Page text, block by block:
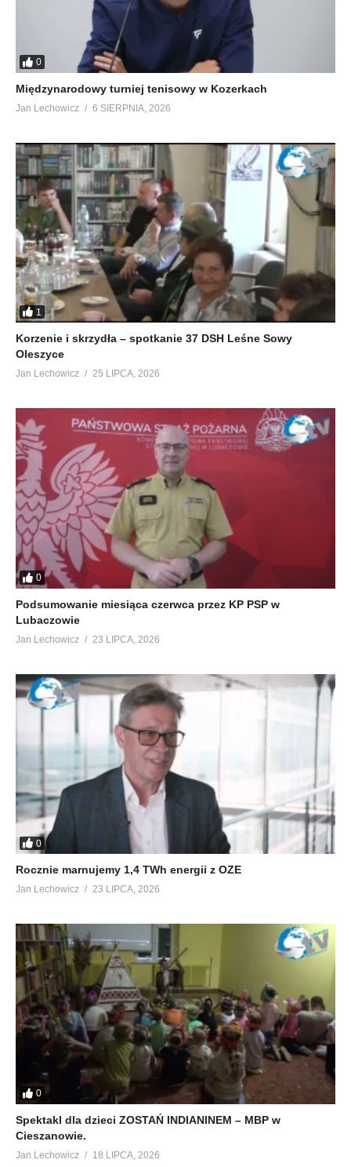
0
Międzynarodowy turniej tenisowy w Kozerkach
Jan Lechowicz 6 SIERPNIA, 2026
1
Korzenie i skrzydła – spotkanie 37 DSH Leśne Sowy
Oleszyce
Jan Lechowicz 25 LIPCA, 2026
0
Podsumowanie miesiąca czerwca przez KP PSP w
Lubaczowie
Jan Lechowicz 23 LIPCA, 2026
0
Rocznie marnujemy 1,4 TWh energii z OZE
Jan Lechowicz 23 LIPCA, 2026
0
Spektakl dla dzieci ZOSTAŃ INDIANINEM – MBP w
Cieszanowie.
Jan Lechowicz 18 LIPCA, 2026